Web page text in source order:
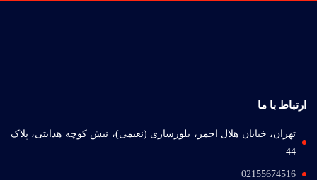
ارتباط با ما
تهران، خیابان هلال احمر، بلورسازی (نعیمی)، نبش کوچه هدایتی، پلاک
02155674516